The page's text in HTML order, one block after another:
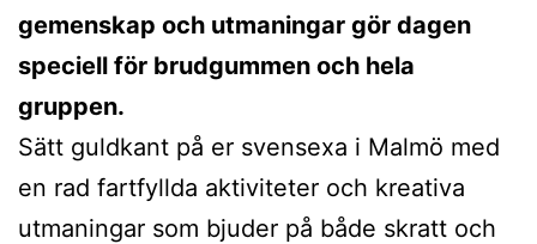
gemenskap och utmaningar gör dagen
speciell för brudgummen och hela
gruppen.
Sätt guldkant på er svensexa i Malmö med
en rad fartfyllda aktiviteter och kreativa
utmaningar som bjuder på både skratt och